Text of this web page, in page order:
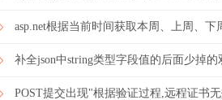
asp.net根据当前时间获取本周、上周、下
补全json中string类型字段值的后面少掉的
POST提交出现"根据验证过程,远程证书